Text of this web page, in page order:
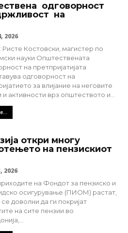
одговорност
на
2026
Ристе Костовски, магистер по
науки Општествената
на претпријатијата
одговорност на
за влијание на неговите
и активности врз општеството и...
откри многу
на пензискиот
2026
на Фондот за пензиско и
осигурување (ПИОМ) растат,
доволни да ги покријат
на сите пензии во